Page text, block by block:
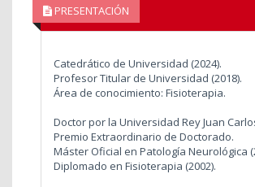
PRESENTACIÓN
Catedrático de Universidad (2024).
Profesor Titular de Universidad (2018).
Área de conocimiento: Fisioterapia.
Doctor por la Universidad Rey Juan
Premio Extraordinario de Doctorado.
Máster Oficial en Patología Neurológica
Diplomado en Fisioterapia (2002).